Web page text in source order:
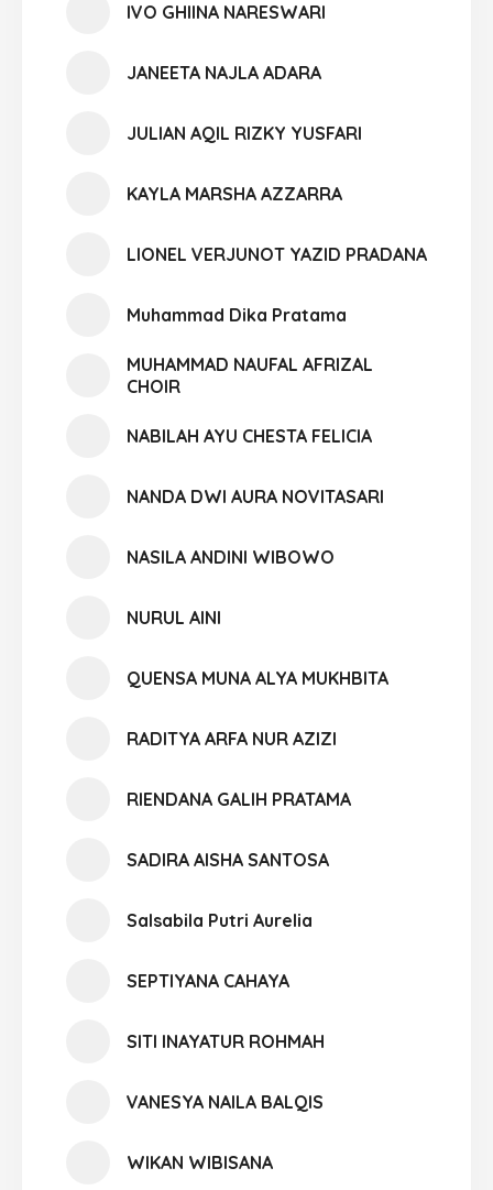
IVO GHIINA NARESWARI
JANEETA NAJLA ADARA
JULIAN AQIL RIZKY YUSFARI
KAYLA MARSHA AZZARRA
LIONEL VERJUNOT YAZID PRADANA
Muhammad Dika Pratama
MUHAMMAD NAUFAL AFRIZAL
CHOIR
NABILAH AYU CHESTA FELICIA
NANDA DWI AURA NOVITASARI
NASILA ANDINI WIBOWO
NURUL AINI
QUENSA MUNA ALYA MUKHBITA
RADITYA ARFA NUR AZIZI
RIENDANA GALIH PRATAMA
SADIRA AISHA SANTOSA
Salsabila Putri Aurelia
SEPTIYANA CAHAYA
SITI INAYATUR ROHMAH
VANESYA NAILA BALQIS
WIKAN WIBISANA